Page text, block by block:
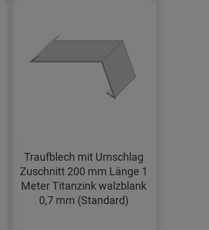
Traufblech mit Umschlag
Zuschnitt 200 mm Länge 1
Meter Titanzink walzblank
0,7 mm (Standard)